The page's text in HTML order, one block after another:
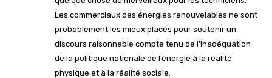
Les commerciaux des énergies renouvelables ne sont
probablement les mieux placés pour soutenir un
discours raisonnable compte tenu de l’inadéquation
de la politique nationale de l’énergie à la réalité
physique et à la réalité sociale.